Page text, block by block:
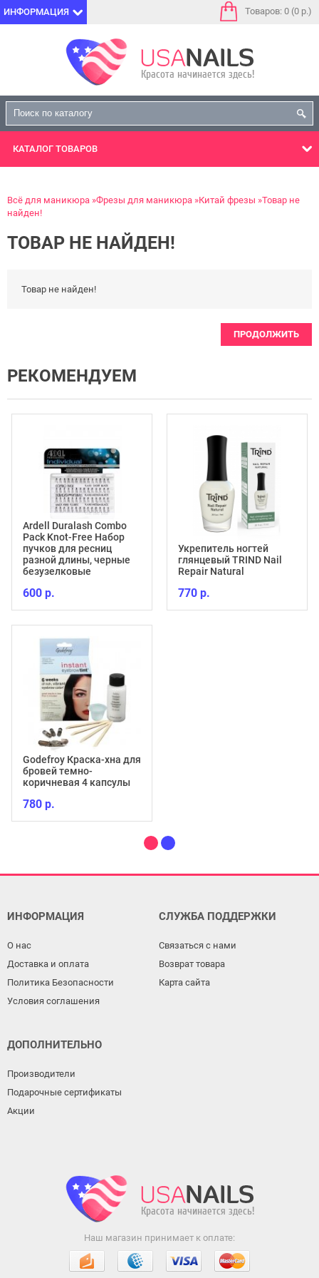
ИНФОРМАЦИЯ Товаров: 0 (0 р.)
КАТАЛОГ ТОВАРОВ
Всё для маникюра Фрезы для маникюра Китай фрезы
Товар не
найден!
ТОВАР НЕ НАЙДЕН!
Товар не найден!
ПРОДОЛЖИТЬ
РЕКОМЕНДУЕМ
Ardell Duralash Combo
Pack Knot-Free Набор
пучков для ресниц
разной длины, черные
безузелковые
600 р.
Godefroy Краска-хна для
бровей темно-
коричневая 4 капсулы
780 р.
Укрепитель ногтей
глянцевый TRIND Nail
Repair Natural
770 р.
ИНФОРМАЦИЯ
О нас
Доставка и оплата
Политика Безопасности
Условия соглашения
СЛУЖБА ПОДДЕРЖКИ
Связаться с нами
Возврат товара
Карта сайта
ДОПОЛНИТЕЛЬНО
Производители
Подарочные сертификаты
Акции
Наш магазин принимает к оплате: